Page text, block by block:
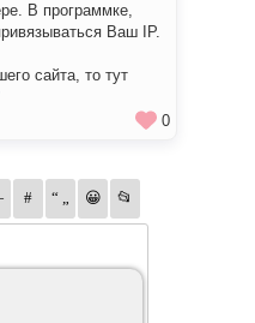
В программке,
Ваш IP.
сайта, то тут
0